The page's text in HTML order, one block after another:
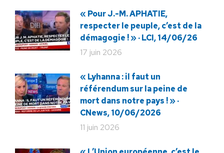
« Pour J.-M. APHATIE,
respecter le peuple, c’est de la
démagogie ! » · LCI, 14/06/26
17 juin 2026
« Lyhanna : il faut un
référendum sur la peine de
mort dans notre pays ! » ·
CNews, 10/06/2026
11 juin 2026